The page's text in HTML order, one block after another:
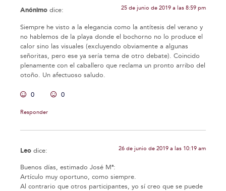
Anónimo dice: 25 de junio de 2019 a las 8:59 pm
Siempre he visto a la elegancia como la antítesis del verano y
no hablemos de la playa donde el bochorno no lo produce el
calor sino las visuales (excluyendo obviamente a algunas
señoritas, pero ese ya sería tema de otro debate). Coincido
plenamente con el caballero que reclama un pronto arribo del
otoño. Un afectuoso saludo.
0 0
Responder
Leo dice: 26 de junio de 2019 a las 10:19 am
Buenos días, estimado José Mª:
Artículo muy oportuno, como siempre.
Al contrario que otros participantes, yo sí creo que se puede